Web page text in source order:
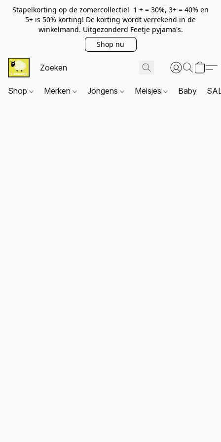
Stapelkorting op de zomercollectie! 1 + = 30%, 3+ = 40% en
5+ is 50% korting! De korting wordt verrekend in de
winkelmand. Uitgezonderd Feetje pyjama's.
Shop nu
Shop Merken Jongens Meisjes Baby